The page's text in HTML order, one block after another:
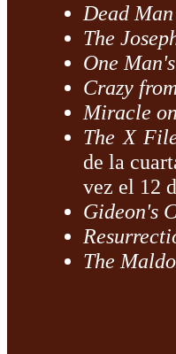
Dead
The
One
Crazy
Miracle
The X
de la
vez el 12
Gideon's
The